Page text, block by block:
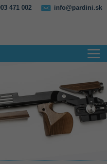
471 002 info@pardini.sk